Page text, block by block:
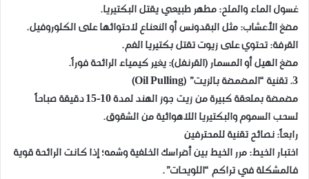
​غسول الماء والملح: مطهر طبيعي يقتل البكتيريا.
​مضغ الأعشاب: مثل البقدونس أو النعناع لاحتوائها على الكلوروفيل.
​القرفة: تحتوي على زيوت تقتل بكتيريا الفم.
​مضغ الهيل أو المسمار (القرنفل): يغير كيمياء الرائحة فوراً.
​3. تقنية “المضمضة بالزيت” (Oil Pulling)
​مضمضة بملعقة كبيرة من زيت جوز الهند لمدة 10-15 دقيقة صباحاً
لسحب السموم والبكتيريا اللاهوائية من الشقوق.
​رابعاً: نصائح تقنية للمحترفين
​اختبار الخيط: مرر الخيط بين أضراسك الخلفية وشمه؛ إذا كانت الرائحة قوية
فالمشكلة في تراكم “اللويحات”.